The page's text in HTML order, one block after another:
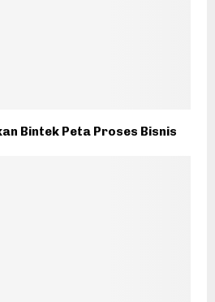
Bintek Peta Proses Bisnis